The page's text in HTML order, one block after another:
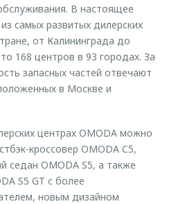
В настоящее
самых развитых дилерских
от Калининграда до
168 центров в 93 городах. За
запасных частей отвечают
в Москве и
центрах OMODA можно
кроссовер OMODA C5,
седан OMODA S5, а также
S5 GT с более
новым дизайном